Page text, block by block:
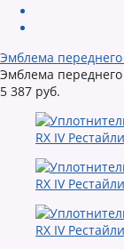
Эмблема переднего
Эмблема переднего
5 387 руб.